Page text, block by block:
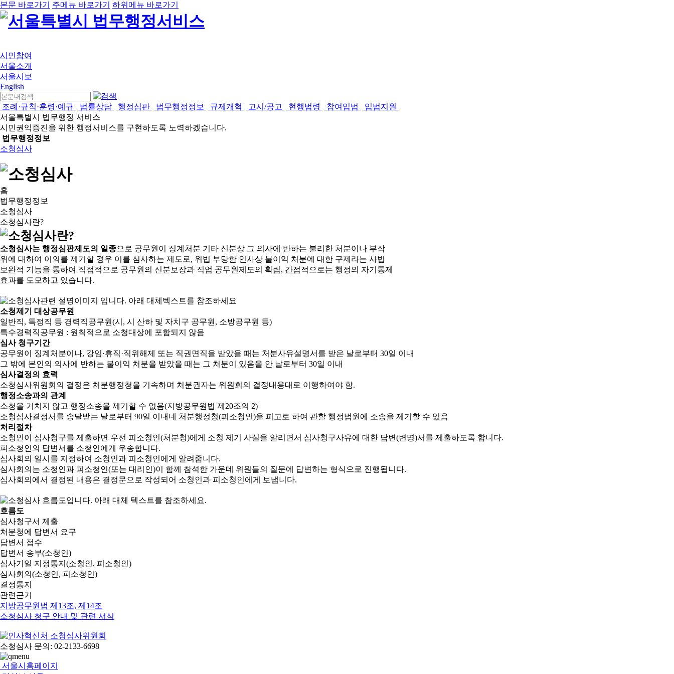
본문 바로가기 주메뉴 바로가기 하위메뉴 바로가기
시민참여
서울소개
서울시보
English
조례·규칙·훈령·예규 법률상담 행정심판 법무행정정보 규제개혁 고시/공고 현행법령 참여입법
입법지원
서울특별시 법무행정 서비스
시민권익증진을 위한 행정서비스를 구현하도록 노력하겠습니다.
법무행정정보
소청심사
홈
법무행정정보
소청심사
소청심사란?
소청심사는 행정심판제도의 일종으로 공무원이 징계처분 기타 신분상 그 의사에 반하는 불리한 처분이나 부작
위에 대하여 이의를 제기할 경우 이를 심사하는 제도로, 위법 부당한 인사상 불이익 처분에 대한 구제라는 사법
보완적 기능을 통하여 직접적으로 공무원의 신분보장과 직업 공무원제도의 확립, 간접적으로는 행정의 자기통제
효과를 도모하고 있습니다.
소청제기 대상공무원
일반직, 특정직 등 경력직공무원(시, 시 산하 및 자치구 공무원, 소방공무원 등)
특수경력직공무원 : 원칙적으로 소청대상에 포함되지 않음
심사 청구기간
공무원이 징계처분이나, 강임·휴직·직위해제 또는 직권면직을 받았을 때는 처분사유설명서를 받은 날로부터 30일 이내
그 밖에 본인의 의사에 반하는 불이익 처분을 받았을 때는 그 처분이 있음을 안 날로부터 30일 이내
심사결정의 효력
소청심사위원회의 결정은 처분행정청을 기속하며 처분권자는 위원회의 결정내용대로 이행하여야 함.
행정소송과의 관계
소청을 거치지 않고 행정소송을 제기할 수 없음(지방공무원법 제20조의 2)
소청심사결정서를 송달받는 날로부터 90일 이내네 처분행정청(피소청인)을 피고로 하여 관할 행정법원에 소송을 제기할 수 있음
처리절차
소청인이 심사청구를 제출하면 우선 피소청인(처분청)에게 소청 제기 사실을 알리면서 심사청구사유에 대한 답변(변명)서를 제출하도록 합니다.
피소청인의 답변서를 소청인에게 우송합니다.
심사회의 일시를 지정하여 소청인과 피소청인에게 알려줍니다.
심사회의는 소청인과 피소청인(또는 대리인)이 함께 참석한 가운데 위원들의 질문에 답변하는 형식으로 진행됩니다.
심사회의에서 결정된 내용은 결정문으로 작성되어 소청인과 피소청인에게 보냅니다.
흐름도
심사청구서 제출
처분청에 답변서 요구
답변서 접수
답변서 송부(소청인)
심사기일 지정통지(소청인, 피소청인)
심사회의(소청인, 피소청인)
결정통지
관련근거
지방공무원법 제13조, 제14조
소청심사 청구 안내 및 관련 서식
소청심사 문의: 02-2133-6698
서울시홈페이지